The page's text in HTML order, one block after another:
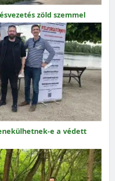
zöld szemmel
e a védett